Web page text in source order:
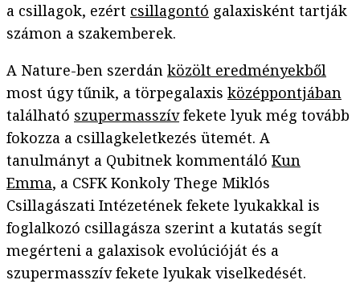
a csillagok, ezért csillagontó galaxisként tartják
számon a szakemberek.
A Nature-ben szerdán közölt eredményekből
most úgy tűnik, a törpegalaxis középpontjában
található szupermasszívfekete lyuk még tovább
fokozza a csillagkeletkezés ütemét. A
tanulmányt a Qubitnek kommentáló Kun
Emma, a CSFK Konkoly Thege Miklós
Csillagászati Intézetének fekete lyukakkal is
foglalkozó csillagásza szerint a kutatás segít
megérteni a galaxisok evolúcióját és a
szupermasszív fekete lyukak viselkedését.